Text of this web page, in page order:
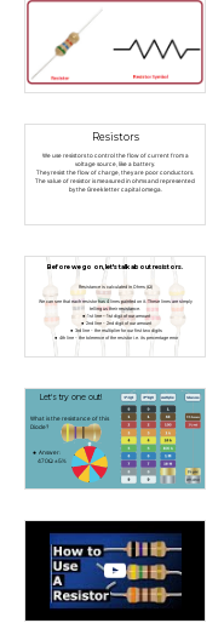
Resistors
We use resistors to control the flow of current from a
voltage source, like a battery.
They resist the flow of charge, they are poor conductors.
The value of resistor is measured in ohms and represented
by the Greek letter capital omega.
Before we go on, let's talk about resistors.
Resistance is calculated in Ohms (Ω)
We can see that each resistor has 4 lines painted on it. These lines are simply
telling us their resistance.
1st line - 1st digit of our amount
2nd line - 2nd digit of our amount
3rd line - the multiplier for our first two digits
4th line - the tolerence of the resistor i.e. its percentage error
Let's try one out!
What is the resistance of this
Diode?
Answer:
470Ω ±5%